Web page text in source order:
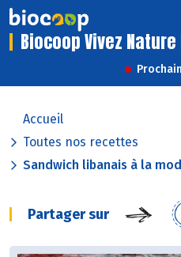
Biocoop Vivez
Accueil
Toutes nos recettes
Sandwich libanais à la
Partager sur